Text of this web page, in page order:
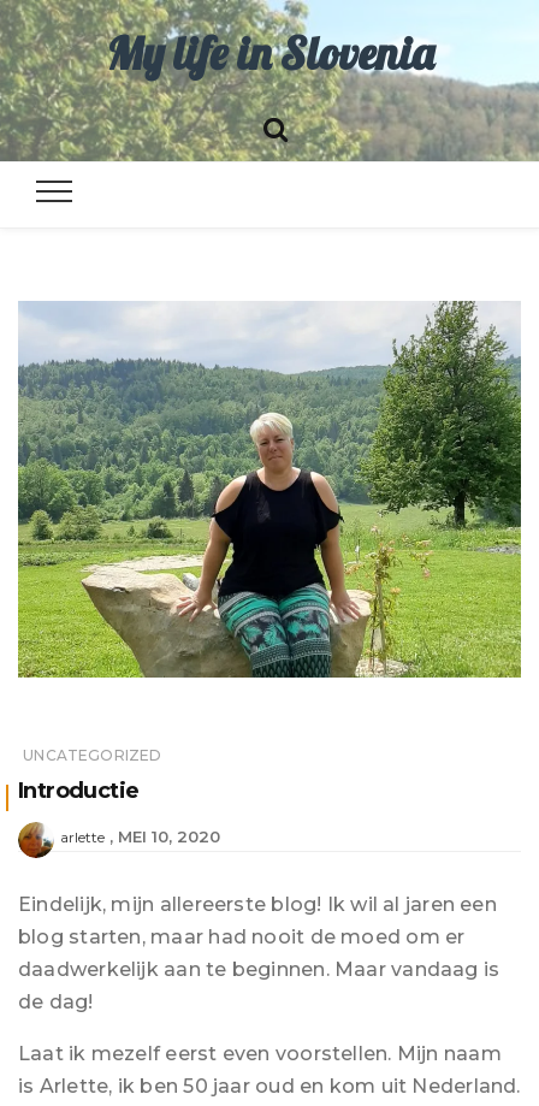
My life in Slovenia
UNCATEGORIZED
Introductie
arlette MEI 10, 2020
Eindelijk, mijn allereerste blog! Ik wil al jaren een
blog starten, maar had nooit de moed om er
daadwerkelijk aan te beginnen. Maar vandaag is
de dag!
Laat ik mezelf eerst even voorstellen. Mijn naam
is Arlette, ik ben 50 jaar oud en kom uit Nederland.